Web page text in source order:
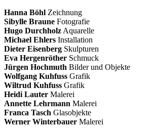
Hanna Böhl Zeichnung
Sibylle Braune Fotografie
Hugo Durchholz Aquarelle
Michael Ehlers Installation
Dieter Eisenberg Skulpturen
Eva Hergenröther Schmuck
Jürgen Hochmuth Bilder und Objekte
Wolfgang Kuhfuss Grafik
Wiltrud Kuhfuss Grafik
Heidi Lauter Malerei
Annette Lehrmann Malerei
Franca Tasch Glasobjekte
Werner Winterbauer Malerei